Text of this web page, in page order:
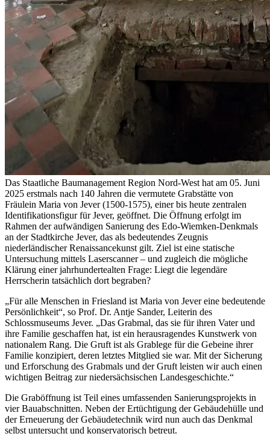
Das Staatliche Baumanagement Region Nord-West hat am 05. Juni
2025 erstmals nach 140 Jahren die vermutete Grabstätte von
Fräulein Maria von Jever (1500-1575), einer bis heute zentralen
Identifikationsfigur für Jever, geöffnet. Die Öffnung erfolgt im
Rahmen der aufwändigen Sanierung des Edo-Wiemken-Denkmals
an der Stadtkirche Jever, das als bedeutendes Zeugnis
niederländischer Renaissancekunst gilt. Ziel ist eine statische
Untersuchung mittels Laserscanner – und zugleich die mögliche
Klärung einer jahrhundertealten Frage: Liegt die legendäre
Herrscherin tatsächlich dort begraben?
„Für alle Menschen in Friesland ist Maria von Jever eine bedeutende
Persönlichkeit“, so Prof. Dr. Antje Sander, Leiterin des
Schlossmuseums Jever. „Das Grabmal, das sie für ihren Vater und
ihre Familie geschaffen hat, ist ein herausragendes Kunstwerk von
nationalem Rang. Die Gruft ist als Grablege für die Gebeine ihrer
Familie konzipiert, deren letztes Mitglied sie war. Mit der Sicherung
und Erforschung des Grabmals und der Gruft leisten wir auch einen
wichtigen Beitrag zur niedersächsischen Landesgeschichte.“
Die Graböffnung ist Teil eines umfassenden Sanierungsprojekts in
vier Bauabschnitten. Neben der Ertüchtigung der Gebäudehülle und
der Erneuerung der Gebäudetechnik wird nun auch das Denkmal
selbst untersucht und konservatorisch betreut.